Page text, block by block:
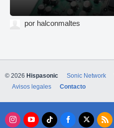
por halconmaltes
© 2026 Hispasonic Sonic Network
Avisos legales
Contacto